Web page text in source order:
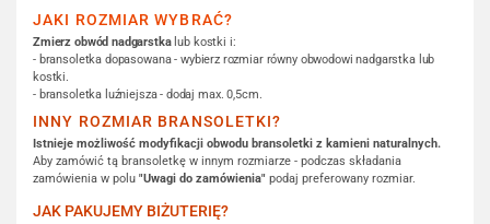
JAKI ROZMIAR WYBRAĆ?
Zmierz obwód nadgarstkalub kostki i:
- bransoletka dopasowana - wybierz rozmiar równy obwodowi nadgarstka lub
kostki.
- bransoletka luźniejsza - dodaj max. 0,5cm.
INNY ROZMIAR BRANSOLETKI?
Istnieje możliwość modyfikacji obwodu bransoletki z kamieni naturalnych.
Aby zamówić tą bransoletkę w innym rozmiarze - podczas składania
zamówienia w polu "Uwagi do zamówienia" podaj preferowany rozmiar.
JAK PAKUJEMY BIŻUTERIĘ?